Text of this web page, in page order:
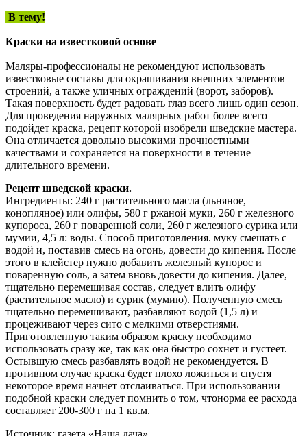
В тему!
Краски на известковой основе
Маляры-профессионалы не рекомендуют использовать
известковые составы для окрашивания внешних элементов
строений, а также уличных ограждений (ворот, заборов).
Такая поверхность будет радовать глаз всего лишь один сезон.
Для проведения наружных малярных работ более всего
подойдет краска, рецепт которой изобрели шведские мастера.
Она отличается довольно высокими прочностными
качествами и сохраняется на поверхности в течение
длительного времени.
Рецепт шведской краски.
Ингредиенты: 240 г растительного масла (льняное,
конопляное) или олифы, 580 г ржаной муки, 260 г железного
купороса, 260 г поваренной соли, 260 г железного сурика или
мумии, 4,5 л: воды. Способ приготовления. муку смешать с
водой и, поставив смесь на огонь, довести до кипения. После
этого в клейстер нужно добавить железный купорос и
поваренную соль, а затем вновь довести до кипения. Далее,
тщательно перемешивая состав, следует влить олифу
(растительное масло) и сурик (мумию). Полученную смесь
тщательно перемешивают, разбавляют водой (1,5 л) и
процеживают через сито с мелкими отверстиями.
Приготовленную таким образом краску необходимо
использовать сразу же, так как она быстро сохнет и густеет.
Остывшую смесь разбавлять водой не рекомендуется. В
противном случае краска будет плохо ложиться и спустя
некоторое время начнет отслаиваться. При использовании
подобной краски следует помнить о том, чтонорма ее расхода
составляет 200-300 г на 1 кв.м.
Источник: газета «Наша дача»